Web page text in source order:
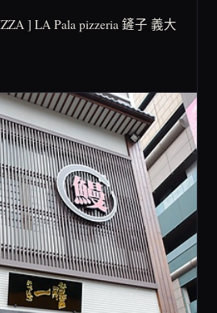
] LA Pala pizzeria 鏟子 義大